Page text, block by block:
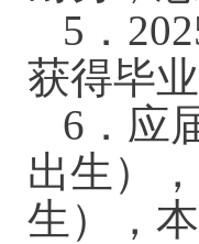
5．
获得毕
6．应
出生）
生），